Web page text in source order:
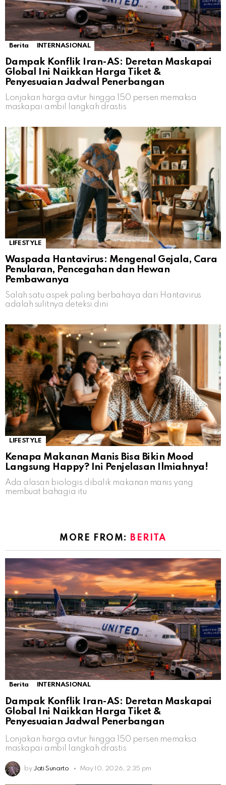
Berita INTERNASIONAL
Dampak Konflik Iran-AS: Deretan Maskapai
Global Ini Naikkan Harga Tiket &
Penyesuaian Jadwal Penerbangan
Lonjakan harga avtur hingga 150 persen memaksa
maskapai ambil langkah drastis
LIFESTYLE
Waspada Hantavirus: Mengenal Gejala, Cara
Penularan, Pencegahan dan Hewan
Pembawanya
Salah satu aspek paling berbahaya dari Hantavirus
adalah sulitnya deteksi dini
LIFESTYLE
Kenapa Makanan Manis Bisa Bikin Mood
Langsung Happy? Ini Penjelasan Ilmiahnya!
Ada alasan biologis dibalik makanan manis yang
membuat bahagia itu
MORE FROM: BERITA
Berita INTERNASIONAL
Dampak Konflik Iran-AS: Deretan Maskapai
Global Ini Naikkan Harga Tiket &
Penyesuaian Jadwal Penerbangan
Lonjakan harga avtur hingga 150 persen memaksa
maskapai ambil langkah drastis
by Jati Sunarto May 10, 2026, 2:35 pm